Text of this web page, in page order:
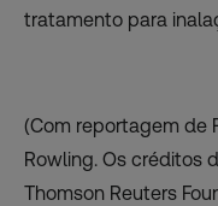
tratamento para
(Com reportagem de
Rowling. Os créditos
Thomson Reuters